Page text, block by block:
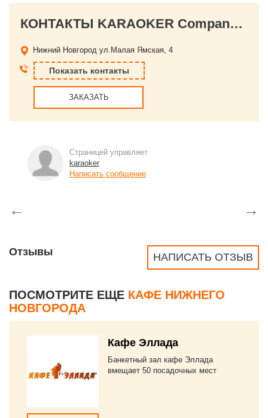
КОНТАКТЫ KARAOKER Company, кафе "Гейша"
Нижний Новгород ул.Малая Ямская, 4
Показать контакты
ЗАКАЗАТЬ
Страницей управляет
karaoker
Написать сообщение
← →
НАПИСАТЬ ОТЗЫВ
Отзывы
ПОСМОТРИТЕ ЕЩЕ КАФЕ НИЖНЕГО
НОВГОРОДА
Кафе Эллада
Банкетный зал кафе Эллада
вмещает 50 посадочных мест